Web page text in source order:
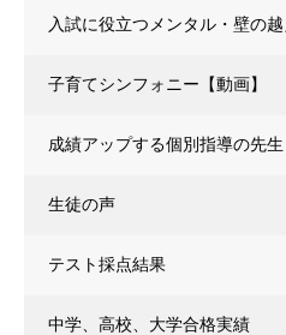
入試に役立つメンタル・壁の
子育てシンフォニー【動画】
成績アップする個別指導の先生
生徒の声
テスト採点結果
中学、高校、大学合格実績